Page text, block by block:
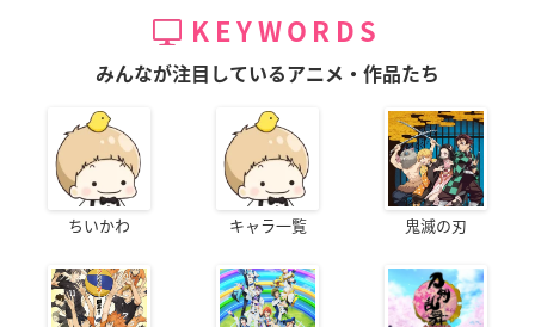
KEYWORDS
みんなが注目しているアニメ・作品たち
ちいかわ キャラ一覧 鬼滅の刃